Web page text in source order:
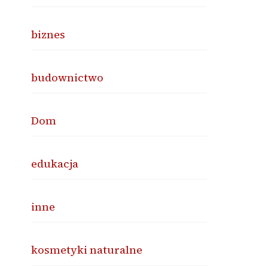
biznes
budownictwo
Dom
edukacja
inne
kosmetyki naturalne